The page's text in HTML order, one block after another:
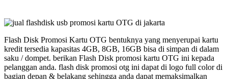
Flash Disk Promosi Kartu OTG bentuknya yang menyerupai kartu
kredit tersedia kapasitas 4GB, 8GB, 16GB bisa di simpan di dalam
saku / dompet. berikan Flash Disk promosi kartu OTG ini kepada
pelanggan anda. flash disk promosi otg ini dapat di logo full color di
bagian depan & belakang sehingga anda dapat memaksimalkan